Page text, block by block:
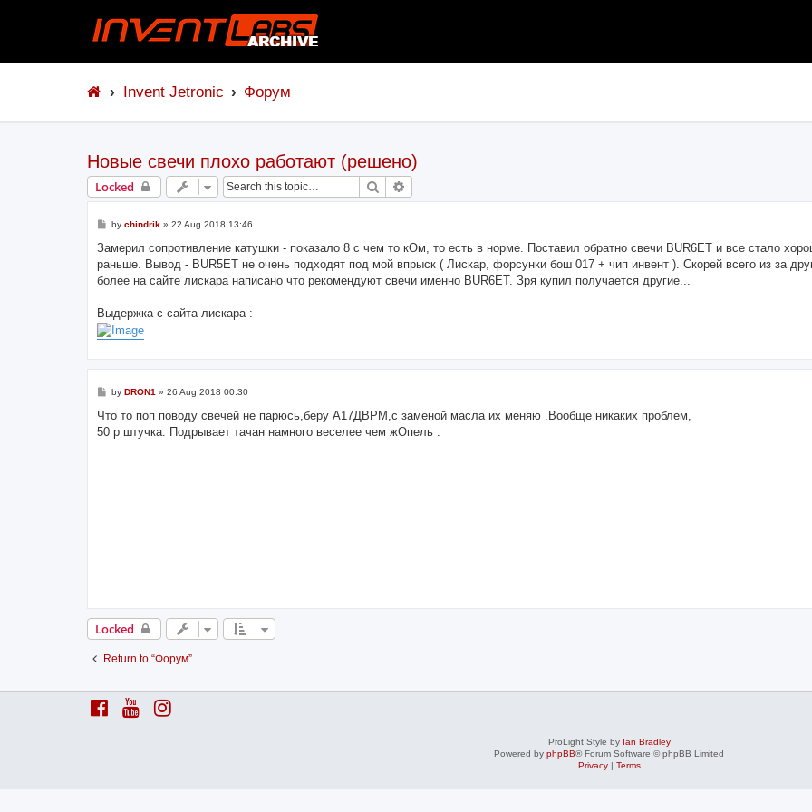
Invent Jetronic Форум
Новые свечи плохо работают (решено)
Locked Search
P
s
by chindrik» 22 Aug 2018 13:46
Замерил сопротивление катушки - показало 8 с чем то кОм, то есть в норме. Поставил обратно свечи BUR6ET и все стало
раньше. Вывод - BUR5ET не очень подходят под мой впрыск ( Лискар, форсунки бош 017 + чип инвент ). Скорей всего из за
более на сайте лискара написано что рекомендуют свечи именно BUR6ET. Зря купил получается другие...
Выдержка с сайта лискара :
P
s
by DRON1 » 26 Aug 2018 00:30
Что то поп поводу свечей не парюсь,беру А17ДВРМ,с заменой масла их меняю .Вообще никаких проблем,
50 р штучка. Подрывает тачан намного веселее чем жОпель .
Locked
Return to “Форум”
ProLight Style by Ian Bradley
Powered by phpBB® Forum Software © phpBB Limited
Privacy| Terms